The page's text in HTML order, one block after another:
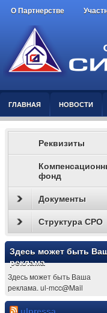
О Партнерстве
ГЛАВНАЯ НОВОСТИ
Реквизиты
фонд
Документы
Структура СРО
Здесь может быть
реклама
Здесь может быть Ваша
реклама. ul-mcc@Mail